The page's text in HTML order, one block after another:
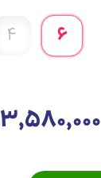
6
4
3,580,000 تومان